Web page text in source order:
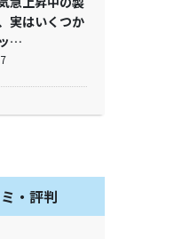
実はいくつか
…
・評判